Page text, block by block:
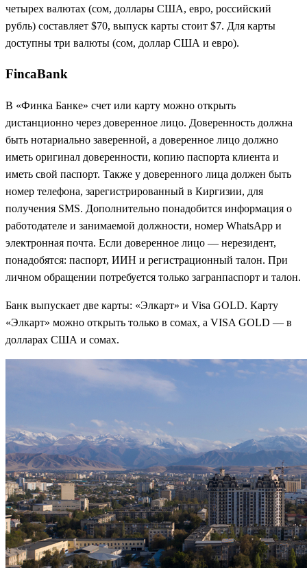
четырех валютах (сом, доллары США, евро, российский
рубль) составляет $70, выпуск карты стоит $7. Для карты
доступны три валюты (сом, доллар США и евро).
FincaBank
В «Финка Банке» счет или карту можно открыть
дистанционно через доверенное лицо. Доверенность должна
быть нотариально заверенной, а доверенное лицо должно
иметь оригинал доверенности, копию паспорта клиента и
иметь свой паспорт. Также у доверенного лица должен быть
номер телефона, зарегистрированный в Киргизии, для
получения SMS. Дополнительно понадобится информация о
работодателе и занимаемой должности, номер WhatsApp и
электронная почта. Если доверенное лицо — нерезидент,
понадобятся: паспорт, ИИН и регистрационный талон. При
личном обращении потребуется только загранпаспорт и талон.
Банк выпускает две карты: «Элкарт» и Visa GOLD. Карту
«Элкарт» можно открыть только в сомах, а VISA GOLD — в
долларах США и сомах.